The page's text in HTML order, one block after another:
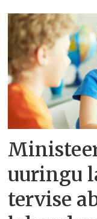
uuringu
tervise